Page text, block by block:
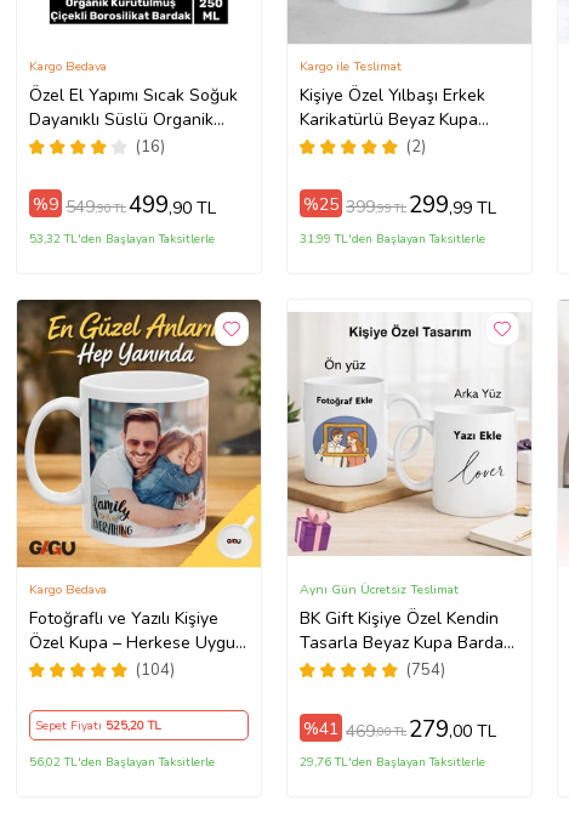
Özel El Yapımı Sıcak Soğuk
Dayanıklı Süslü Organik
Çiçekli Borosilikat Cam
(16)
Kargo Bedava
%9 549,90 TL499,90 TL
53,32 TL'den Başlayan Taksitlerle
Kişiye Özel Yılbaşı Erkek
Karikatürlü Beyaz Kupa
Model-9
(2)
Kargo ile Teslimat
%25 399,99 TL 299,99 TL
31,99 TL'den Başlayan Taksitlerle
Fotoğraflı ve Yazılı Kişiye
Özel Kupa – Herkese Uygun
Anlamlı Hediye Porselen(104)
Kargo Bedava
Sepet Fiyatı 525,20 TL
56,02 TL'den Başlayan Taksitlerle
BK Gift Kişiye Özel Kendin
Tasarla Beyaz Kupa Bardak,
Sevgiliye Hediye, Arkadaşa
Hediyesi
(754)
Aynı Gün Ücretsiz Teslimat
%41 469,00 TL 279,00 TL
29,76 TL'den Başlayan Taksitlerle